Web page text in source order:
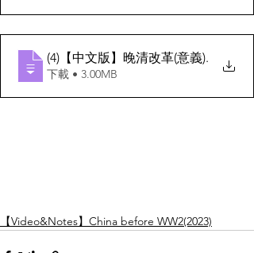
(4)【中文版】晚清改革(意義).
下載 • 3.00MB
【Video&Notes】China before WW2(2023)